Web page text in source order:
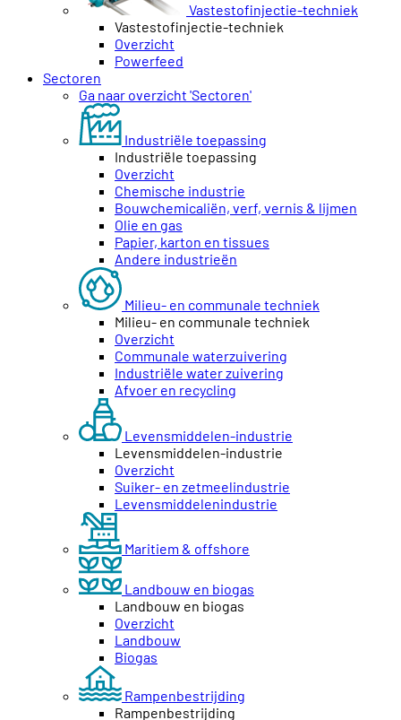
Vastestofinjectie-techniek
Vastestofinjectie-techniek
Overzicht
Powerfeed
Sectoren
Ga naar overzicht 'Sectoren'
Industriële toepassing
Industriële toepassing
Overzicht
Chemische industrie
Bouwchemicaliën, verf, vernis & lijmen
Olie en gas
Papier, karton en tissues
Andere industrieën
Milieu- en communale techniek
Milieu- en communale techniek
Overzicht
Communale waterzuivering
Industriële water zuivering
Afvoer en recycling
Levensmiddelen-industrie
Levensmiddelen-industrie
Overzicht
Suiker- en zetmeelindustrie
Levensmiddelenindustrie
Maritiem & offshore
Landbouw en biogas
Landbouw en biogas
Overzicht
Landbouw
Biogas
Rampenbestrijding
Rampenbestrijding